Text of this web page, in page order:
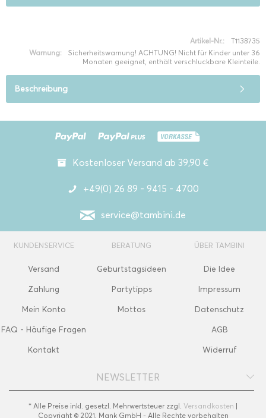
Artikel-Nr.:
T1138735
Warnung:
Sicherheitswarnung! ACHTUNG! Nicht für Kinder unter 36
Monaten geeignet, enthält verschluckbare Kleinteile.
Beschreibung
Kostenloser Versand ab 39,90 €
+49(0) 26 89 - 9415 - 4700
service@tambini.de
KUNDENSERVICE
Versand
Zahlung
Mein Konto
FAQ - Häufige Fragen
Kontakt
BERATUNG
Geburtstagsideen
Partytipps
Mottos
ÜBER TAMBINI
Die Idee
Impressum
Datenschutz
AGB
Widerruf
NEWSLETTER
* Alle Preise inkl. gesetzl. Mehrwertsteuer zzgl. Versandkosten |
Copyright © 2021, Mank GmbH - Alle Rechte vorbehalten